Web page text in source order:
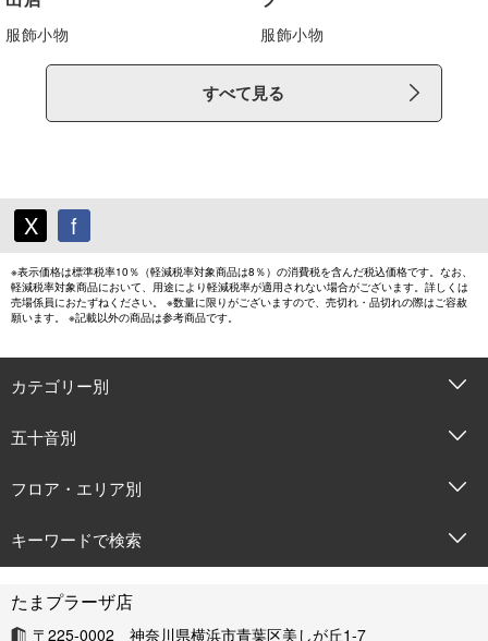
すべて見る
X f
※表示価格は標準税率10％（軽減税率対象商品は8％）の消費税を含んだ税込価格です。なお、
軽減税率対象商品において、用途により軽減税率が適用されない場合がございます。詳しくは
売場係員におたずねください。 ※数量に限りがございますので、売切れ・品切れの際はご容赦
願います。 ※記載以外の商品は参考商品です。
カテゴリー別
五十音別
フロア・エリア別
キーワードで検索
たまプラーザ店
〒225-0002 神奈川県横浜市青葉区美しが丘1-7